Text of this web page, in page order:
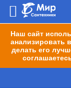
Наш сайт
анализировать
делать его